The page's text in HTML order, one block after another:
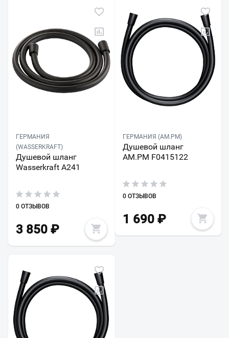
ГЕРМАНИЯ
(WASSERKRAFT)
Душевой шланг
Wasserkraft A241
0 ОТЗЫВОВ
3 850 ₽
ГЕРМАНИЯ (AM.PM)
Душевой шланг
AM.PM F0415122
0 ОТЗЫВОВ
1 690₽